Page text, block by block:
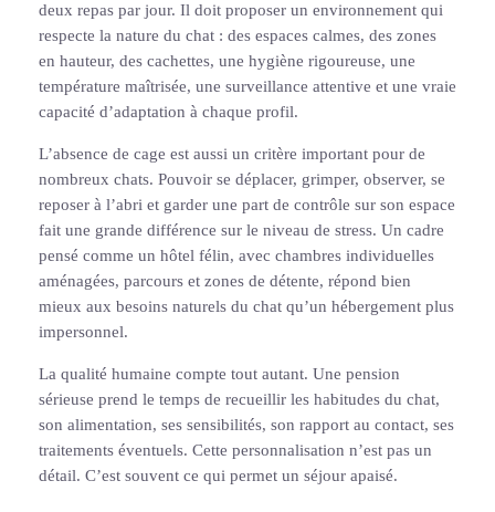
deux repas par jour. Il doit proposer un environnement qui
respecte la nature du chat : des espaces calmes, des zones
en hauteur, des cachettes, une hygiène rigoureuse, une
température maîtrisée, une surveillance attentive et une vraie
capacité d’adaptation à chaque profil.
L’absence de cage est aussi un critère important pour de
nombreux chats. Pouvoir se déplacer, grimper, observer, se
reposer à l’abri et garder une part de contrôle sur son espace
fait une grande différence sur le niveau de stress. Un cadre
pensé comme un hôtel félin, avec chambres individuelles
aménagées, parcours et zones de détente, répond bien
mieux aux besoins naturels du chat qu’un hébergement plus
impersonnel.
La qualité humaine compte tout autant. Une pension
sérieuse prend le temps de recueillir les habitudes du chat,
son alimentation, ses sensibilités, son rapport au contact, ses
traitements éventuels. Cette personnalisation n’est pas un
détail. C’est souvent ce qui permet un séjour apaisé.